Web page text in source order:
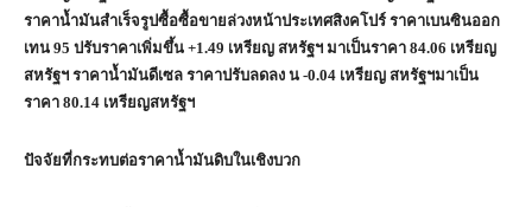
ราคาน้ำมันสำเร็จรูปซื้อซื้อขายล่วงหน้าประเทศสิงคโปร์ ราคาเบนซินออก
เทน 95 ปรับราคาเพิ่มขึ้น +1.49 เหรียญ สหรัฐฯ มาเป็นราคา 84.06 เหรียญ
สหรัฐฯ ราคาน้ำมันดีเซล ราคาปรับลดลง น -0.04 เหรียญ สหรัฐฯมาเป็น
ราคา 80.14 เหรียญสหรัฐฯ
ปัจจัยที่กระทบต่อราคาน้ำมันดิบในเชิงบวก